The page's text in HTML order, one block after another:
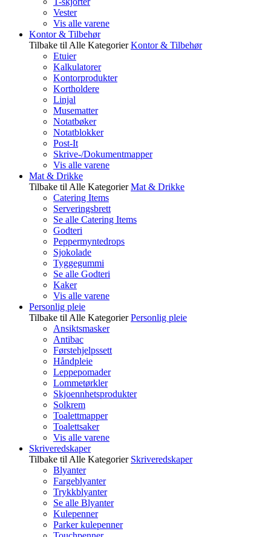
Vester
Vis alle varene
Kontor & Tilbehør
Tilbake til Alle Kategorier Kontor & Tilbehør
Etuier
Kalkulatorer
Kontorprodukter
Kortholdere
Linjal
Musematter
Notatbøker
Notatblokker
Post-It
Skrive-/Dokumentmapper
Vis alle varene
Mat & Drikke
Tilbake til Alle Kategorier Mat & Drikke
Catering Items
Serveringsbrett
Se alle Catering Items
Godteri
Peppermyntedrops
Sjokolade
Tyggegummi
Se alle Godteri
Kaker
Vis alle varene
Personlig pleie
Tilbake til Alle Kategorier Personlig pleie
Ansiktsmasker
Antibac
Førstehjelpssett
Håndpleie
Leppepomader
Lommetørkler
Skjoennhetsprodukter
Solkrem
Toalettmapper
Toalettsaker
Vis alle varene
Skriveredskaper
Tilbake til Alle Kategorier Skriveredskaper
Blyanter
Fargeblyanter
Trykkblyanter
Se alle Blyanter
Kulepenner
Parker kulepenner